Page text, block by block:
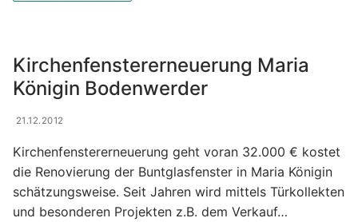
Kirchenfenstererneuerung Maria
Königin Bodenwerder
21.12.2012
Kirchenfenstererneuerung geht voran 32.000 € kostet
die Renovierung der Buntglasfenster in Maria Königin
schätzungsweise. Seit Jahren wird mittels Türkollekten
und besonderen Projekten z.B. dem Verkauf…